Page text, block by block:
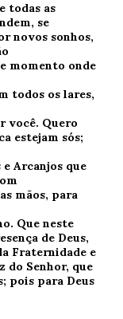
todas as
se
novos sonhos,
momento onde
todos os lares,
você. Quero
estejam sós;
Arcanjos que
mãos, para
Que neste
de Deus,
Fraternidade e
do Senhor, que
pois para Deus